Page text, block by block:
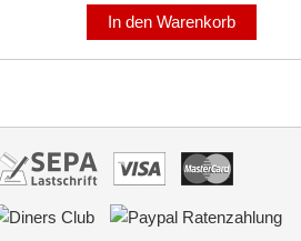
In den Warenkorb